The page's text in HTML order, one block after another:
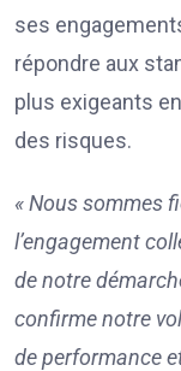
ses
répondre aux
plus exigeants
des risques.
« Nous sommes
l’engagement
de notre
confirme notre
de performance